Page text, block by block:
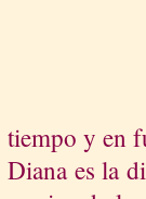
tiempo y en
Diana es la